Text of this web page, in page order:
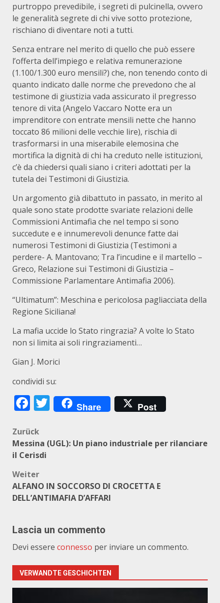
purtroppo prevedibile, i segreti di pulcinella, ovvero
le generalità segrete di chi vive sotto protezione,
rischiano di diventare noti a tutti.
Senza entrare nel merito di quello che può essere
l’offerta dell’impiego e relativa remunerazione
(1.100/1.300 euro mensili?) che, non tenendo conto di
quanto indicato dalle norme che prevedono che al
testimone di giustizia vada assicurato il pregresso
tenore di vita (Angelo Vaccaro Notte era un
imprenditore con entrate mensili nette che hanno
toccato 86 milioni delle vecchie lire), rischia di
trasformarsi in una miserabile elemosina che
mortifica la dignità di chi ha creduto nelle istituzioni,
c’è da chiedersi quali siano i criteri adottati per la
tutela dei Testimoni di Giustizia.
Un argomento già dibattuto in passato, in merito al
quale sono state prodotte svariate relazioni delle
Commissioni Antimafia che nel tempo si sono
succedute e e innumerevoli denunce fatte dai
numerosi Testimoni di Giustizia (Testimoni a
perdere- A. Mantovano; Tra l’incudine e il martello –
Greco, Relazione sui Testimoni di Giustizia –
Commissione Parlamentare Antimafia 2006).
“Ultimatum”: Meschina e pericolosa pagliacciata della
Regione Siciliana!
La mafia uccide lo Stato ringrazia? A volte lo Stato
non si limita ai soli ringraziamenti…
Gian J. Morici
condividi su:
Facebook
Twitter
Share Post
Beitragsnavigation
Zurück
Messina (UGL): Un piano industriale per rilanciare
il Cerisdi
Weiter
ALFANO IN SOCCORSO DI CROCETTA E
DELL’ANTIMAFIA D’AFFARI
Lascia un commento
Devi essere connesso per inviare un commento.
VERWANDTE GESCHICHTEN